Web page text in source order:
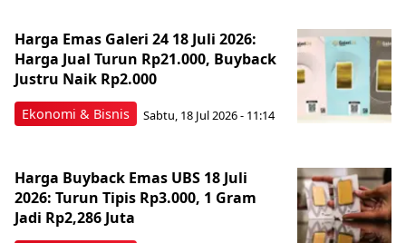
Ekonomi & Bisnis
Harga Emas Galeri 24 18 Juli 2026:
Harga Jual Turun Rp21.000, Buyback
Justru Naik Rp2.000
Sabtu, 18 Jul 2026 - 11:14
Harga Buyback Emas UBS 18 Juli
2026: Turun Tipis Rp3.000, 1 Gram
Jadi Rp2,286 Juta